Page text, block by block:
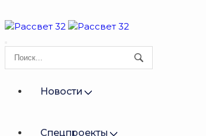
Новости
Спецпроекты